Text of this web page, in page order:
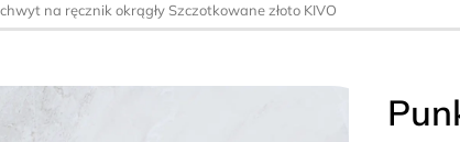
na ręcznik okrągły Szczotkowane złoto KIVO